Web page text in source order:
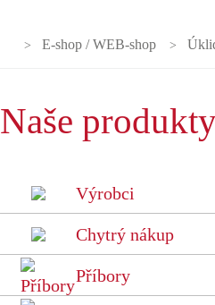
E-shop / WEB-shop
Naše
Výrobci
Chytrý nákup
Příbory